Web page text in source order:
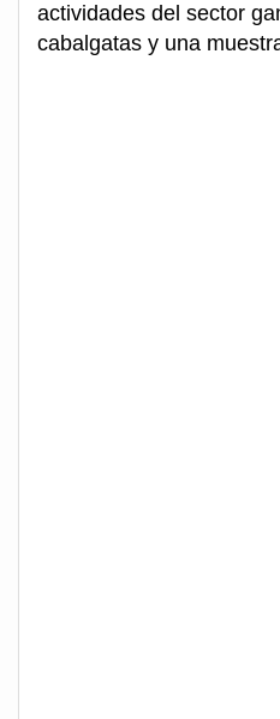
actividades del sector
cabalgatas y una